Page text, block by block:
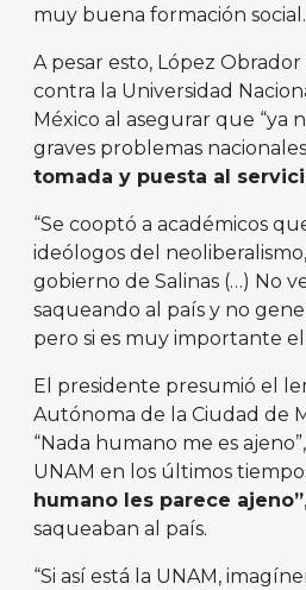
muy buena formación social.
A pesar esto, López
contra la Universidad
México al asegurar que “ya
graves problemas
tomada y puesta al
“Se cooptó a académicos
ideólogos del
gobierno de Salinas (…) No
saqueando al país y no
pero si es muy importante el
El presidente presumió el
Autónoma de la Ciudad de
“Nada humano me es
UNAM en los últimos
humano les parece ajeno”
saqueaban al país.
“Si así está la UNAM,